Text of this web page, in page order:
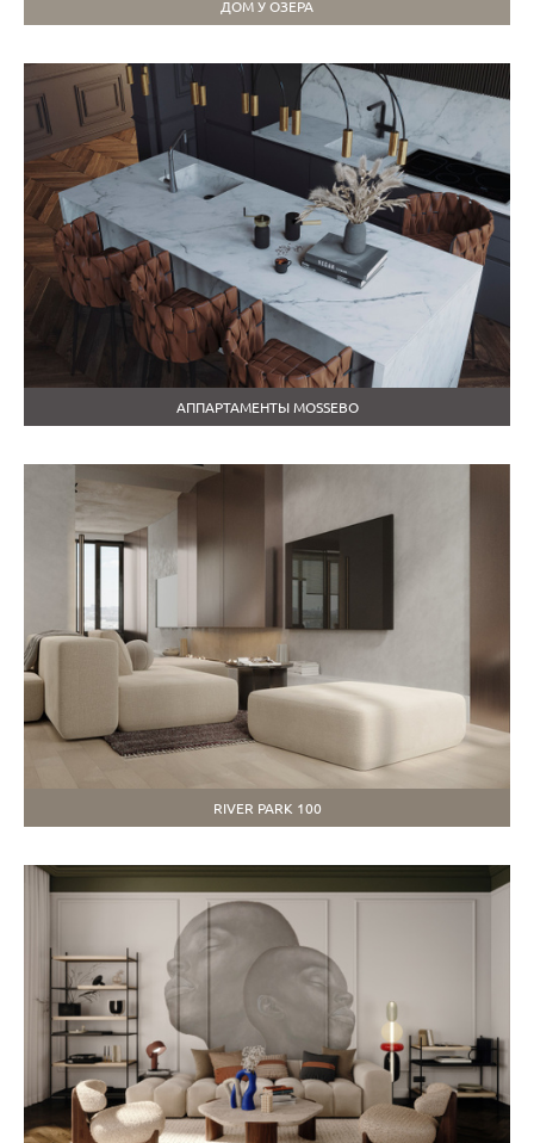
ДОМ У ОЗЕРА
АППАРТАМЕНТЫ MOSSEBO
RIVER PARK 100